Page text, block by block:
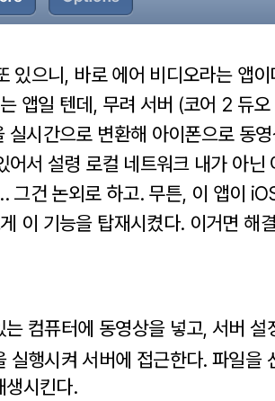
있으니, 바로 에어 비디오라는 앱
앱일 텐데, 무려 서버 (코어 2 듀
실시간으로 변환해 아이폰으로 동
어서 설령 로컬 네트워크 내가 아
그건 논외로 하고. 무튼, 이 앱이
이 기능을 탑재시켰다. 이거면 해
컴퓨터에 동영상을 넣고, 서버 설
실행시켜 서버에 접근한다. 파일을
생시킨다.